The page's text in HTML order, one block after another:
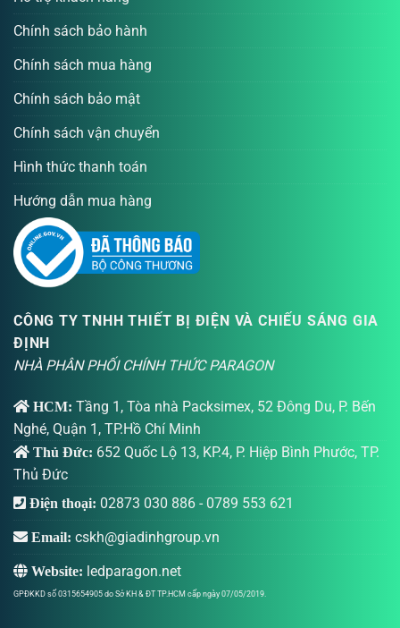
Chính sách bảo hành
Chính sách mua hàng
Chính sách bảo mật
Chính sách vận chuyển
Hình thức thanh toán
Hướng dẫn mua hàng
CÔNG TY TNHH THIẾT BỊ ĐIỆN VÀ CHIẾU SÁNG GIA
ĐỊNH
NHÀ PHÂN PHỐI CHÍNH THỨC PARAGON
HCM: Tầng 1, Tòa nhà Packsimex, 52 Đông Du, P. Bến
Nghé, Quận 1, TP.Hồ Chí Minh
Thủ Đức: 652 Quốc Lộ 13, KP.4, P. Hiệp Bình Phước, TP.
Thủ Đức
Điện thoại: 02873 030 886 - 0789 553 621
Email: cskh@giadinhgroup.vn
Website: ledparagon.net
GPĐKKD số 0315654905 do Sở KH & ĐT TP.HCM cấp ngày 07/05/2019.